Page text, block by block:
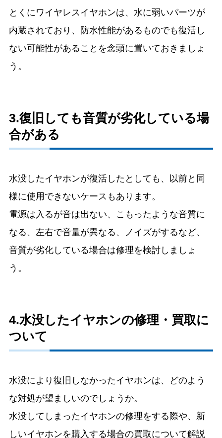
とくにワイヤレスイヤホンは、水に弱いパーツが
内蔵されており、防水性能があるものでも復活し
ない可能性があることを念頭に置いておきましょ
う。
3.復旧しても音質が劣化している場
合がある
水没したイヤホンが復活したとしても、以前と同
様に使用できないケースもあります。
電源は入るが音は出ない、こもったような音質に
なる、左右で音量が異なる、ノイズがするなど、
音質が劣化している場合は修理を検討しましょ
う。
4.水没したイヤホンの修理・買取に
ついて
水没により復旧しなかったイヤホンは、どのよう
な対処が望ましいのでしょうか。
水没してしまったイヤホンの修理をする際や、新
しいイヤホンを購入する場合の買取について解説